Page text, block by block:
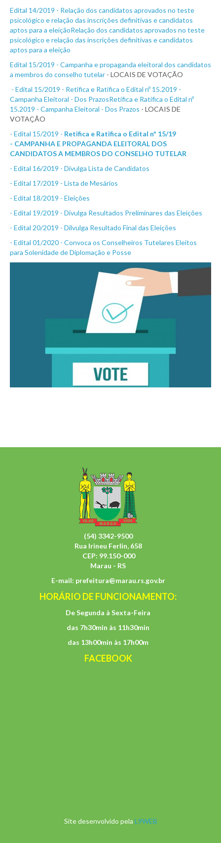
Edital 14/2019 - Relação dos candidatos aprovados no teste
psicológico e relação das inscrições definitivas e candidatos
aptos para a eleiçãoRelação dos candidatos aprovados no teste
psicológico e relação das inscrições definitivas e candidatos
aptos para a eleição
Edital 15/2019 - Campanha e propaganda eleitoral dos candidatos
a membros do conselho tutelar - LOCAIS DE VOTAÇÃO
- Edital 15/2019 - Retifica e Ratifica o Edital nº 15.2019 -
Campanha Eleitoral - Dos PrazosRetifica e Ratifica o Edital nº
15.2019 - Campanha Eleitoral - Dos Prazos - LOCAIS DE
VOTAÇÃO
- Edital 15/2019 - Retifica e Ratifica o Edital nº 15/19
- CAMPANHA E PROPAGANDA ELEITORAL DOS
CANDIDATOS A MEMBROS DO CONSELHO TUTELAR
- Edital 16/2019 - Divulga Lista de Candidatos
- Edital 17/2019 - Lista de Mesários
- Edital 18/2019 - Eleições
- Edital 19/2019 - Divulga Resultados Preliminares das Eleições
- Edital 20/2019 - Dilvulga Resultado Final das Eleições
- Edital 01/2020 - Convoca os Conselheiros Tutelares Eleitos
para Solenidade de Diplomação e Posse
(54) 3342-9500
Rua Irineu Ferlin, 658
CEP: 99.150-000
Marau - RS
E-mail: prefeitura@marau.rs.gov.br
HORÁRIO DE FUNCIONAMENTO:
De Segunda à Sexta-Feira
das 7h30min às 11h30min
das 13h00min às 17h00m
FACEBOOK
Site desenvolvido pela L9WEB